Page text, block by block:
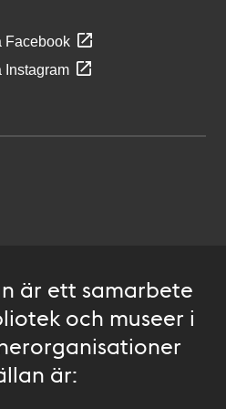
Facebook
Instagram
är ett samarbete
och museer i
är: